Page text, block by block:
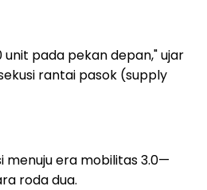
pada pekan depan," ujar
rantai pasok (supply
menuju era mobilitas 3.0—
roda dua.